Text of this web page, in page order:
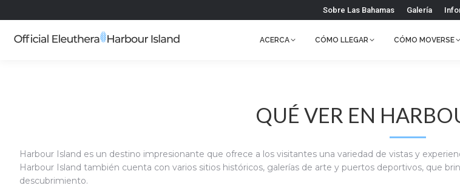
Sobre Las Bahamas Galería
ACERCA CÓMO LLEGAR CÓMO MOVERSE
QUÉ VER EN
Harbour Island es un destino impresionante que ofrece a los visitantes una variedad de vistas y
Harbour Island también cuenta con varios sitios históricos, galerías de arte y puertos deportivos, que
descubrimiento.